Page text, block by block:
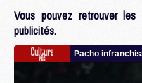
Vous pouvez retrouver
publicités.